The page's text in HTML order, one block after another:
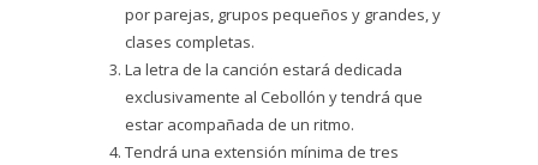
por parejas, grupos pequeños y grandes, y
clases completas.
La letra de la canción estará dedicada
exclusivamente al Cebollón y tendrá que
estar acompañada de un ritmo.
Tendrá una extensión mínima de tres